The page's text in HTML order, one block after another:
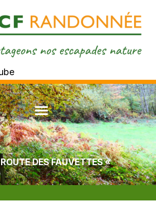
DES FAUVETTES «